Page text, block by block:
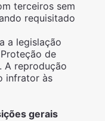
terceiros sem
requisitado
a legislação
de
A reprodução
infrator às
gerais